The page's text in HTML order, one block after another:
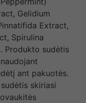
Gelidium
Extract,
Spirulina
Produkto sudėtis
ant pakuotės.
skiriasi